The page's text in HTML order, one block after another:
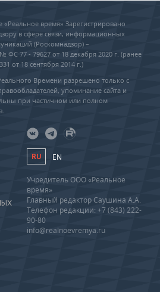
«Реальное время» Зарегистрировано
в сфере связи, информационных
(Роскомнадзор) –
77 - 79627 от 18 декабря 2020 г. (ранее
от 18 сентября 2014 г.)
Времени разрешено только с
упоминание сайта и
при частичном или полном
RU EN
Учредитель ООО «Реальное
время»
Главный редактор Саушина А.А.
Телефон редакции: +7 (843) 222-
90-80
info@realnoevremya.ru